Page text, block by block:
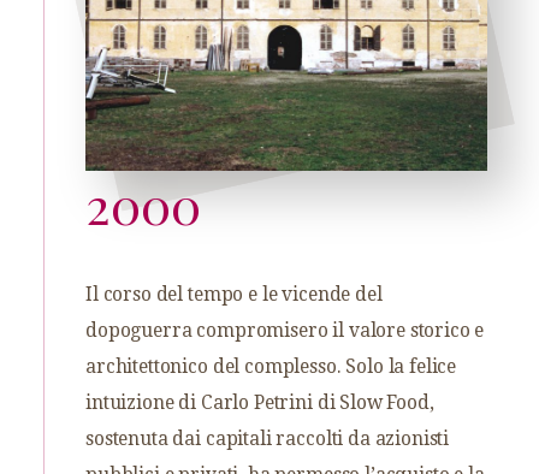
2000
Il corso del tempo e le vicende del
dopoguerra compromisero il valore storico e
architettonico del complesso. Solo la felice
intuizione di Carlo Petrini di Slow Food,
sostenuta dai capitali raccolti da azionisti